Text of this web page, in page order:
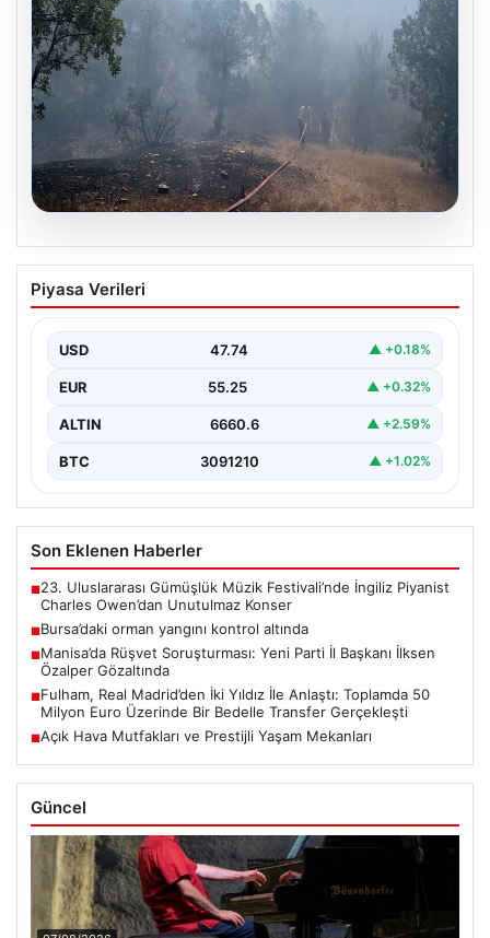
Bursa’daki orman yangını kontrol altında
Piyasa Verileri
USD 47.74 ▲ +0.18%
EUR 55.25 ▲ +0.32%
ALTIN 6660.6 ▲ +2.59%
BTC 3091210 ▲ +1.02%
Son Eklenen Haberler
■23. Uluslararası Gümüşlük Müzik Festivali’nde İngiliz Piyanist
Charles Owen’dan Unutulmaz Konser
■Bursa’daki orman yangını kontrol altında
■Manisa’da Rüşvet Soruşturması: Yeni Parti İl Başkanı İlksen
Özalper Gözaltında
■Fulham, Real Madrid’den İki Yıldız İle Anlaştı: Toplamda 50
Milyon Euro Üzerinde Bir Bedelle Transfer Gerçekleşti
■Açık Hava Mutfakları ve Prestijli Yaşam Mekanları
Güncel